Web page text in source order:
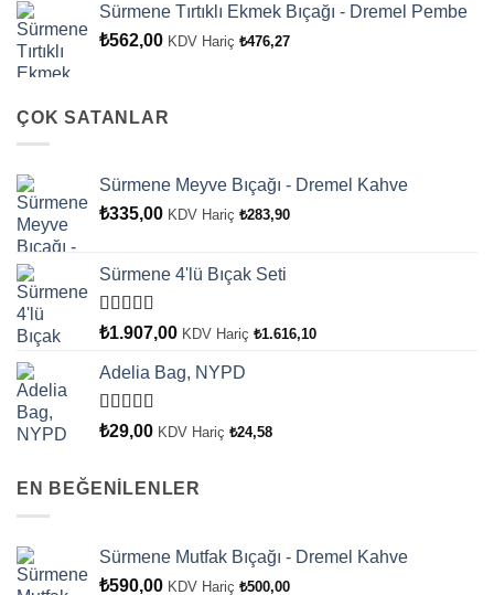
Sürmene Tırtıklı Ekmek Bıçağı - Dremel Pembe
₺562,00 KDV Hariç ₺476,27
ÇOK SATANLAR
Sürmene Meyve Bıçağı - Dremel Kahve
₺335,00 KDV Hariç ₺283,90
Sürmene 4'lü Bıçak Seti
5
4.00oy
aldı
₺1.907,00 KDV Hariç ₺1.616,10
Adelia Bag, NYPD
5
aldı
₺29,00 KDV Hariç ₺24,58
EN BEĞENİLENLER
Sürmene Mutfak Bıçağı - Dremel Kahve
₺590,00 KDV Hariç ₺500,00